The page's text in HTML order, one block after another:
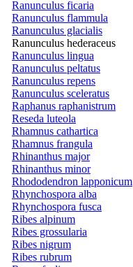
Ranunculus ficaria
Ranunculus flammula
Ranunculus glacialis
Ranunculus hederaceus
Ranunculus lingua
Ranunculus peltatus
Ranunculus repens
Ranunculus sceleratus
Raphanus raphanistrum
Reseda luteola
Rhamnus cathartica
Rhamnus frangula
Rhinanthus major
Rhinanthus minor
Rhododendron lapponicum
Rhynchospora alba
Rhynchospora fusca
Ribes alpinum
Ribes grossularia
Ribes nigrum
Ribes rubrum